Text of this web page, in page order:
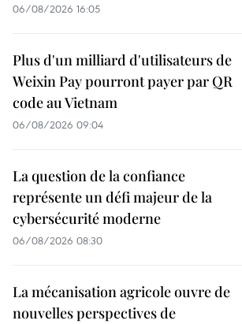
06/08/2026 16:05
Plus d'un milliard d'utilisateurs de
Weixin Pay pourront payer par QR
code au Vietnam
06/08/2026 09:04
La question de la confiance
représente un défi majeur de la
cybersécurité moderne
06/08/2026 08:30
La mécanisation agricole ouvre de
nouvelles perspectives de